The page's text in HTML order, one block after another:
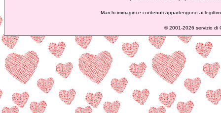
Marchi immagini e contenuti appartengono ai
©2001-2026 servizio di